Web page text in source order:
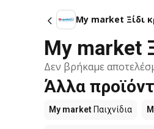
My market Ξίδι
My market
Δεν βρήκαμε
Άλλα
My market Παιχνίδια